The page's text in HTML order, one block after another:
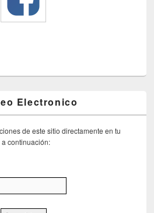
Electronico
de este sitio directamente en tu
continuación: